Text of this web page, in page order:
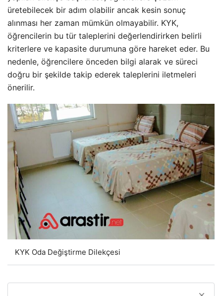
üretebilecek bir adım olabilir ancak kesin sonuç
alınması her zaman mümkün olmayabilir. KYK,
öğrencilerin bu tür taleplerini değerlendirirken belirli
kriterlere ve kapasite durumuna göre hareket eder. Bu
nedenle, öğrencilere önceden bilgi alarak ve süreci
doğru bir şekilde takip ederek taleplerini iletmeleri
önerilir.
KYK Oda Değiştirme Dilekçesi